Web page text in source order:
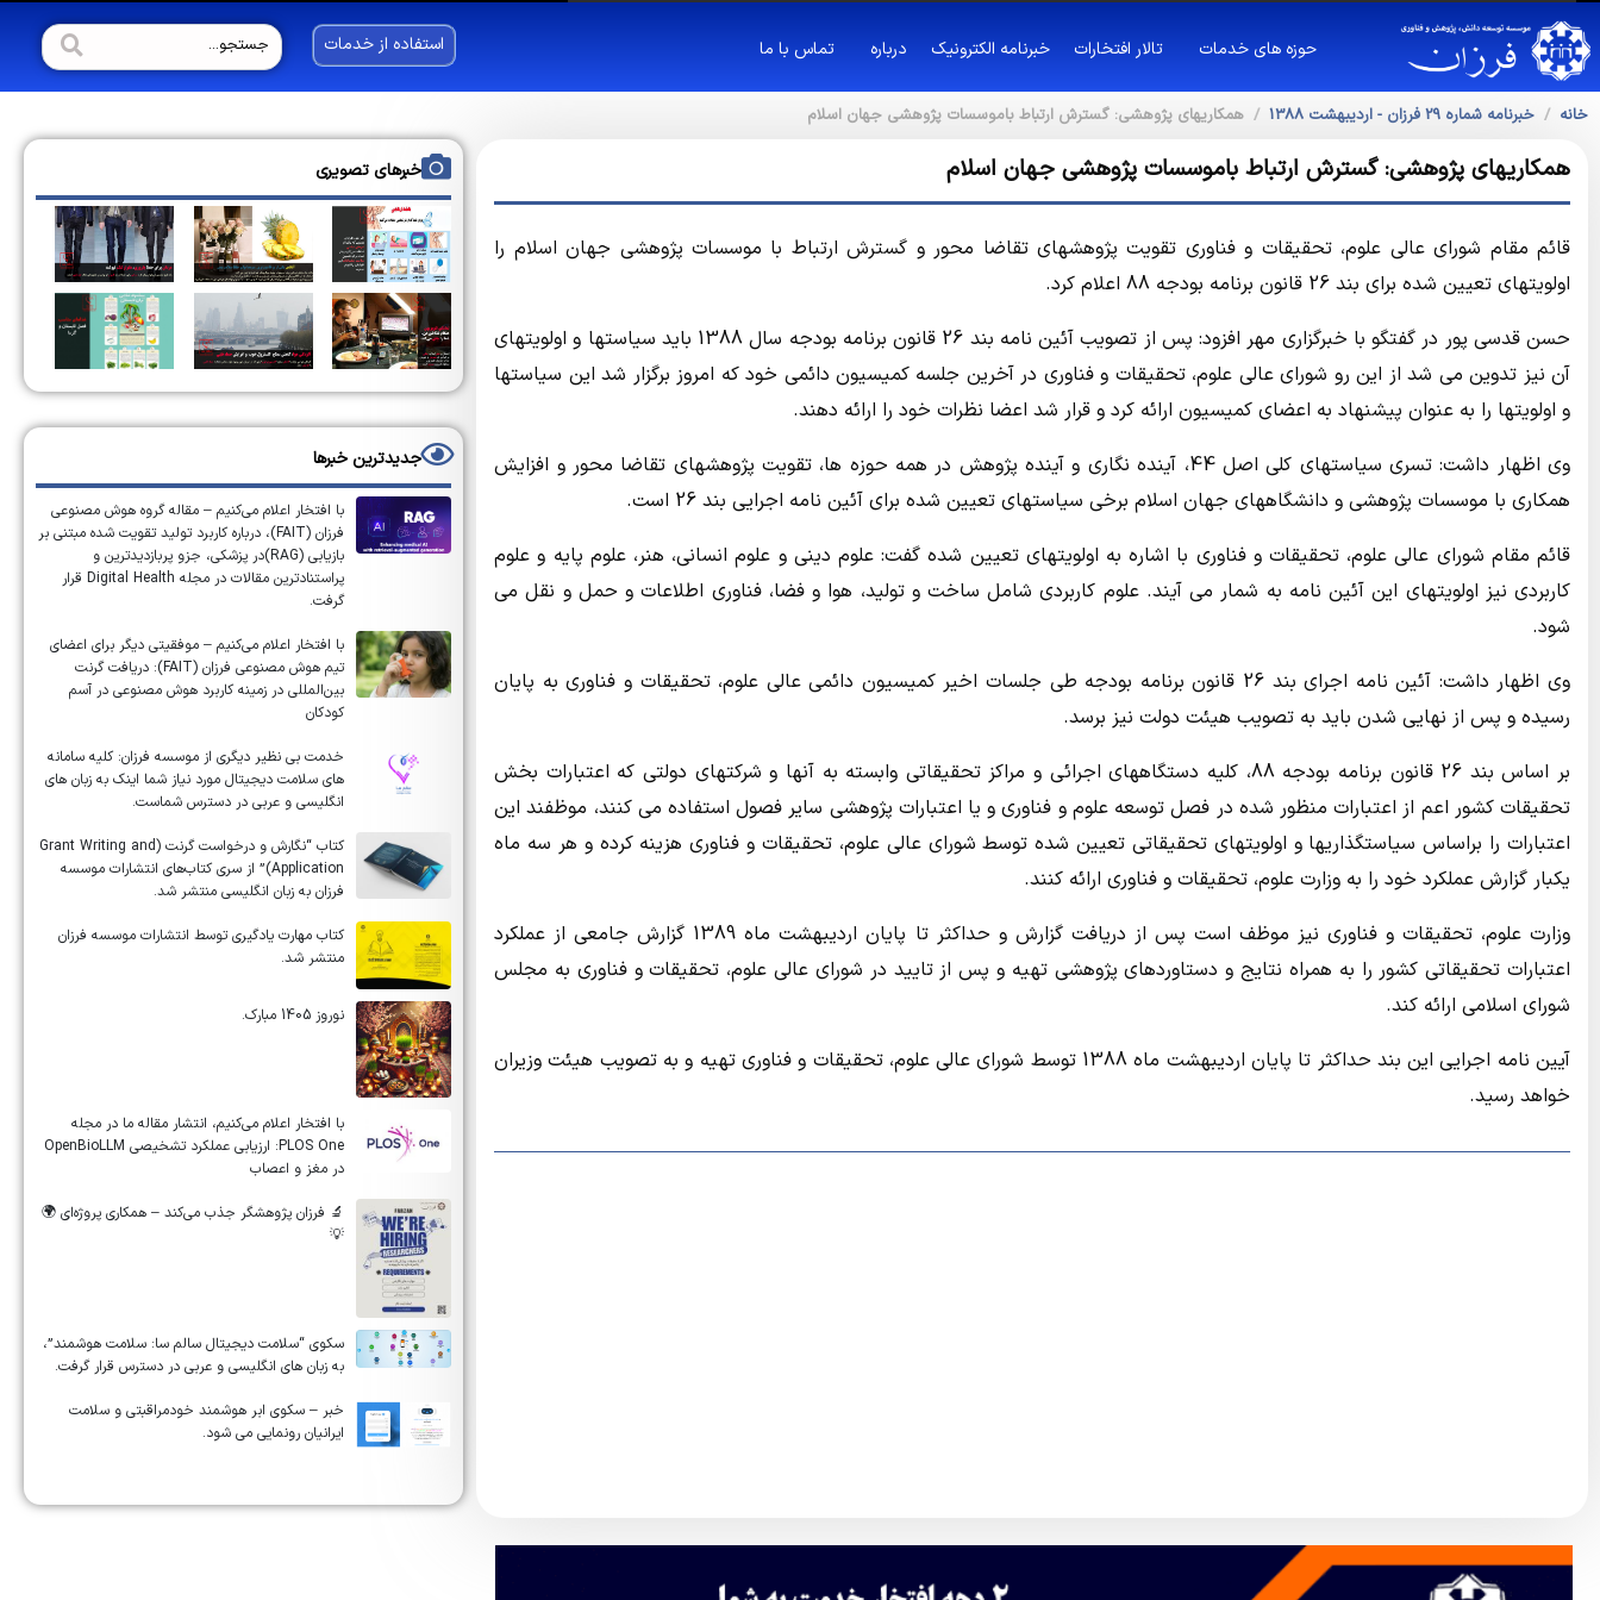
حوزه های خدمات تالار افتخارات خبرنامه الکترونیک درباره تماس با ما استفاده از خدمات
خانه خبرنامه شماره 29 فرزان - ارديبهشت 1388 همکاریهای پژوهشی: گسترش ارتباط باموسسات پژوهشی جهان اسلام
همکاریهای پژوهشی: گسترش ارتباط باموسسات پژوهشی جهان اسلام
قائم مقام شورای عالی علوم، تحقیقات و فناوری تقویت پژوهشهای تقاضا محور و گسترش ارتباط با موسسات پژوهشی جهان اسلام را
اولویتهای تعیین شده برای بند 26 قانون برنامه بودجه 88 اعلام کرد.
حسن قدسی پور در گفتگو با خبرگزاري مهر افزود: پس از تصویب آئین نامه بند 26 قانون برنامه بودجه سال 1388 باید سیاستها و اولویتهای
آن نیز تدوین می شد از این رو شورای عالی علوم، تحقیقات و فناوری در آخرین جلسه کمیسیون دائمی خود که امروز برگزار شد این سیاستها
و اولویتها را به عنوان پیشنهاد به اعضای کمیسیون ارائه کرد و قرار شد اعضا نظرات خود را ارائه دهند.
وی اظهار داشت: تسری سیاستهای کلی اصل 44، آینده نگاری و آینده پژوهش در همه حوزه ها، تقویت پژوهشهای تقاضا محور و افزایش
همکاری با موسسات پژوهشی و دانشگاههای جهان اسلام برخی سیاستهای تعیین شده برای آئین نامه اجرایی بند 26 است.
قائم مقام شورای عالی علوم، تحقیقات و فناوری با اشاره به اولویتهای تعیین شده گفت: علوم دینی و علوم انسانی، هنر، علوم پایه و علوم
کاربردی نیز اولویتهای این آئین نامه به شمار می آیند. علوم کاربردی شامل ساخت و تولید، هوا و فضا، فناوری اطلاعات و حمل و نقل می
شود.
وی اظهار داشت: آئین نامه اجرای بند 26 قانون برنامه بودجه طی جلسات اخیر کمیسیون دائمی عالی علوم، تحقیقات و فناوری به پایان
رسیده و پس از نهایی شدن باید به تصویب هیئت دولت نیز برسد.
بر اساس بند 26 قانون برنامه بودجه 88، کلیه دستگاههای اجرائی و مراکز تحقیقاتی وابسته به آنها و شرکتهای دولتی که اعتبارات بخش
تحقیقات کشور اعم از اعتبارات منظور شده در فصل توسعه علوم و فناوری و یا اعتبارات پژوهشی سایر فصول استفاده می کنند، موظفند این
اعتبارات را براساس سیاستگذاریها و اولویتهای تحقیقاتی تعیین شده توسط شورای عالی علوم، تحقیقات و فناوری هزینه کرده و هر سه ماه
یکبار گزارش عملکرد خود را به وزارت علوم، تحقیقات و فناوری ارائه کنند.
وزارت علوم، تحقیقات و فناوری نیز موظف است پس از دریافت گزارش و حداکثر تا پایان اردیبهشت ماه 1389 گزارش جامعی از عملکرد
اعتبارات تحقیقاتی کشور را به همراه نتایج و دستاوردهای پژوهشی تهیه و پس از تایید در شورای عالی علوم، تحقیقات و فناوری به مجلس
شورای اسلامی ارائه کند.
آیین نامه اجرایی این بند حداکثر تا پایان اردیبهشت ماه 1388 توسط شورای عالی علوم، تحقیقات و فناوری تهیه و به تصویب هیئت وزیران
خواهد رسید.
خبرهای تصویری
جدیدترین خبرها
با افتخار اعلام می‌کنیم – مقاله گروه هوش مصنوعی
فرزان (FAIT)، درباره کاربرد تولید تقویت شده مبتنی بر
بازیابی (RAG)در پزشکی، جزو پربازدیدترین و
پراستنادترین مقالات در مجله Digital Health قرار
گرفت.
با افتخار اعلام می‌کنیم – موفقیتی دیگر برای اعضای
تیم هوش مصنوعی فرزان (FAIT): دریافت گرنت
بین‌المللی در زمینه کاربرد هوش مصنوعی در آسم
کودکان
خدمت بی نظیر دیگری از موسسه فرزان: کلیه سامانه
های سلامت دیجیتال مورد نیاز شما اینک به زبان های
انگلیسی و عربی در دسترس شماست.
کتاب “نگارش و درخواست گرنت (Grant Writing and
Application)” از سری کتاب‌های انتشارات موسسه
فرزان به زبان انگلیسی منتشر شد.
کتاب مهارت یادگیری توسط انتشارات موسسه فرزان
منتشر شد.
نوروز 1405 مبارک.
‏‏‏با افتخار اعلام می‌کنیم، انتشار مقاله ما در مجله
‎PLOS One‎: ارزیابی عملکرد تشخیصی ‎OpenBioLLM‎
در مغز و اعصاب
🔬 فرزان پژوهشگر جذب می‌کند – همکاری پروژه‌ای 🌍
💡
سکوی “سلامت دیجیتال سالم سا: سلامت هوشمند”،
به زبان های انگلیسی و عربی در دسترس قرار گرفت.
خبر – سکوی ابر هوشمند خودمراقبتی و سلامت
ایرانیان رونمایی می شود.